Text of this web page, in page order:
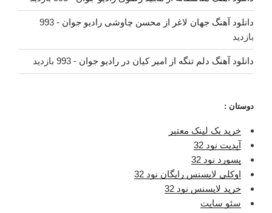
دانلود آهنگ جهان لاغر از محسن چاوشی رادیو جوان
- 993
بازدید
دانلود آهنگ دلم تنگه از امیر کیان در رادیو جوان - 993 بازدید
دوستان :
خرید بک لینک معتبر
آپدیت نود 32
پسورد نود 32
اوکلی لایسنس رایگان نود 32
خرید لایسنس نود 32
سئو سایت